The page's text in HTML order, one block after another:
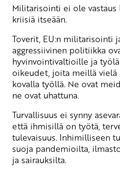
Militarisointi ei ole vastaus
kriisiä itseään.
Toverit, EU:n militarisointi
aggressiivinen politiikka
hyvinvointivaltioille ja
oikeudet, joita meillä vielä
kovalla työllä. Ne ovat
ne ovat uhattuna.
Turvallisuus ei synny
että ihmisillä on työtä,
tulevaisuus. Inhimilliseen
suoja pandemioilta,
ja sairauksilta.